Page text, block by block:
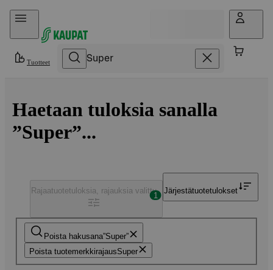
Hyppää sisältöön
Tuotteet
Haetaan tuloksia sanalla
”Super”...
Poista hakusana Super
Poista tuotemerkkirajausSuper
Rajaatuotetuloksia, rajauksia valittu
1
Järjestätuotetulokset